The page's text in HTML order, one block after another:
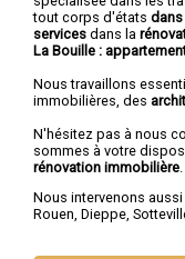
tout corps d'états dans
services dans la
La Bouille :
Nous travaillons
immobilières, des
N'hésitez pas à nous
sommes à votre
rénovation immobilière
Nous intervenons
Rouen, Dieppe,